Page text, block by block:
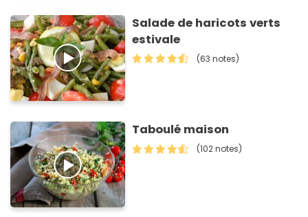
Salade de haricots verts
estivale
(63 notes)
Taboulé maison
(102 notes)